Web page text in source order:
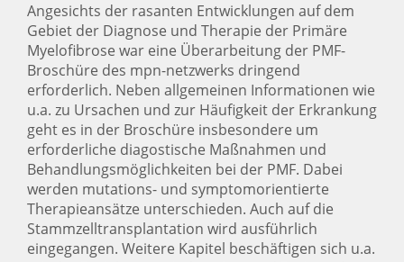
Angesichts der rasanten Entwicklungen auf dem
Gebiet der Diagnose und Therapie der Primäre
Myelofibrose war eine Überarbeitung der PMF-
Broschüre des mpn-netzwerks dringend
erforderlich. Neben allgemeinen Informationen wie
u.a. zu Ursachen und zur Häufigkeit der Erkrankung
geht es in der Broschüre insbesondere um
erforderliche diagostische Maßnahmen und
Behandlungsmöglichkeiten bei der PMF. Dabei
werden mutations- und symptomorientierte
Therapieansätze unterschieden. Auch auf die
Stammzelltransplantation wird ausführlich
eingegangen. Weitere Kapitel beschäftigen sich u.a.